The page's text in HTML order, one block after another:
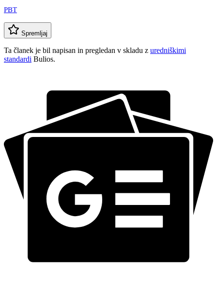
PBT
Spremljaj
Ta članek je bil napisan in pregledan v skladu z uredniškimi
standardi Bulios.